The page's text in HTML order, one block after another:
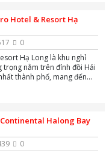
Hotel & Resort Hạ
0
Hạ Long là khu nghỉ
trọng nằm trên đỉnh đồi Hải
thành phố, mang đến
Halong Bay
0